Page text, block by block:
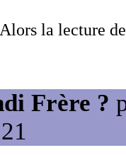
la lecture
Frère ?